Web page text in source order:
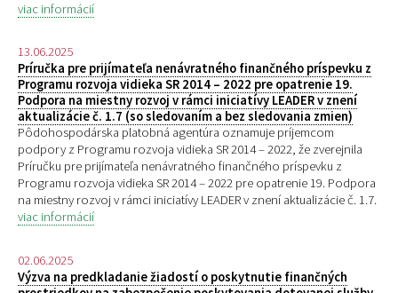
viac informácií
13.06.2025
Príručka pre prijímateľa nenávratného finančného príspevku z
Programu rozvoja vidieka SR 2014 – 2022 pre opatrenie 19.
Podpora na miestny rozvoj v rámci iniciatívy LEADER v znení
aktualizácie č. 1.7 (so sledovaním a bez sledovania zmien)
Pôdohospodárska platobná agentúra oznamuje príjemcom
podpory z Programu rozvoja vidieka SR 2014 – 2022, že zverejnila
Príručku pre prijímateľa nenávratného finančného príspevku z
Programu rozvoja vidieka SR 2014 – 2022 pre opatrenie 19. Podpora
na miestny rozvoj v rámci iniciatívy LEADER v znení aktualizácie č. 1.7.
viac informácií
02.06.2025
Výzva na predkladanie žiadostí o poskytnutie finančných